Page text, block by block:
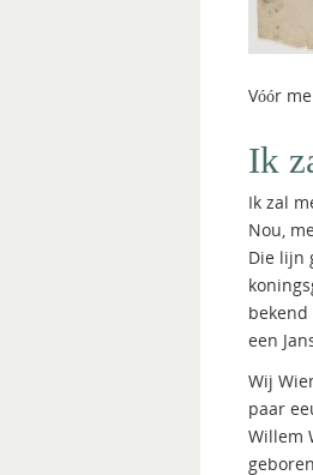
Vóór
Ik
Ik zal
Nou,
Die lijn
een
Wij
paar
Willem